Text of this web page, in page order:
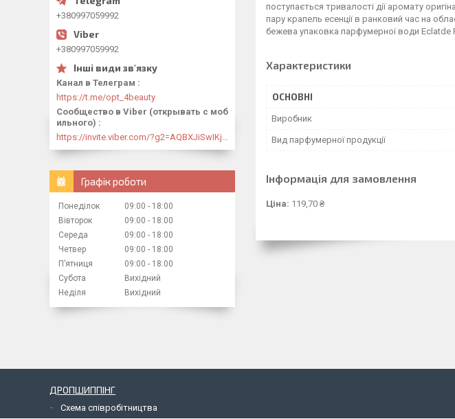
поступається тривалості дії аромату
пару крапель есенції в ранковий час на
бежева упаковка парфумерної води Eclatde
Характеристики
ОСНОВНІ
Виробник
Вид парфумерної продукції
Інформація для замовлення
Ціна: 119,70 ₴
+380997059992
+380997059992
Канал в Телеграм
https://t.me/opt_4beauty
Сообщество в Viber (открывать с моб
ильного)
Графік роботи
Понеділок 09:00
18:00
Вівторок
09:00
18:00
Середа
09:00
18:00
Четвер
09:00
18:00
Пʼятниця
09:00
18:00
Субота
Вихідний
Неділя
Вихідний
ДРОПШИППІНГ
Схема співробітництва